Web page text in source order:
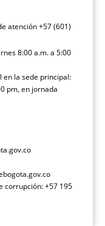
atención +57 (601)
8:00 a.m. a 5:00
en la sede principal:
pm, en jornada
corrupción: +57 195